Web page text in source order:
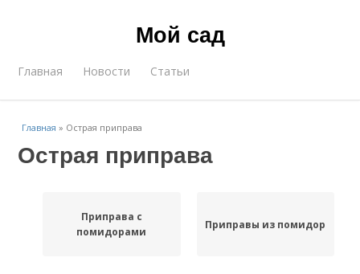
Мой сад
Главная Новости Статьи
Главная » Острая приправа
Острая приправа
Приправа с
помидорами
Приправы из помидор